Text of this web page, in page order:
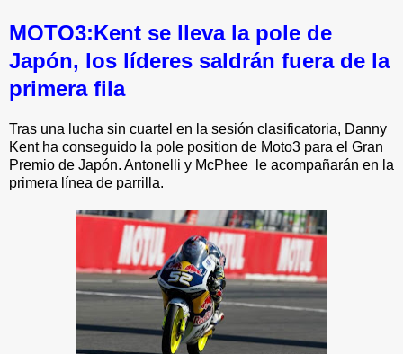
MOTO3:Kent se lleva la pole de
Japón, los líderes saldrán fuera de la
primera fila
Tras una lucha sin cuartel en la sesión clasificatoria, Danny
Kent ha conseguido la pole position de Moto3 para el Gran
Premio de Japón. Antonelli y McPhee le acompañarán en la
primera línea de parrilla.